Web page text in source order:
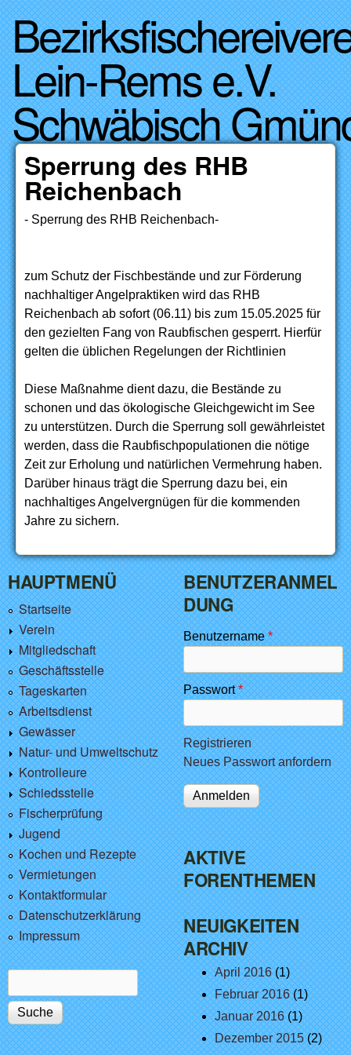
Direkt zum Inhalt
Lein-Rems e.V.
Schwäbisch
Sperrung des RHB
Reichenbach
- Sperrung des RHB Reichenbach-
zum Schutz der Fischbestände und zur Förderung
nachhaltiger Angelpraktiken wird das RHB
Reichenbach ab sofort (06.11) bis zum 15.05.2025 für
den gezielten Fang von Raubfischen gesperrt. Hierfür
gelten die üblichen Regelungen der Richtlinien
Diese Maßnahme dient dazu, die Bestände zu
schonen und das ökologische Gleichgewicht im See
zu unterstützen. Durch die Sperrung soll gewährleistet
werden, dass die Raubfischpopulationen die nötige
Zeit zur Erholung und natürlichen Vermehrung haben.
Darüber hinaus trägt die Sperrung dazu bei, ein
nachhaltiges Angelvergnügen für die kommenden
Jahre zu sichern.
HAUPTMENÜ
Startseite
Verein
Mitgliedschaft
Geschäftsstelle
Tageskarten
Arbeitsdienst
Gewässer
Natur- und Umweltschutz
Kontrolleure
Schiedsstelle
Fischerprüfung
Jugend
Kochen und Rezepte
Vermietungen
Kontaktformular
Datenschutzerklärung
Impressum
Suchformular
BENUTZERANMEL
DUNG
Benutzername*
Passwort*
Registrieren
Neues Passwort anfordern
AKTIVE
FORENTHEMEN
NEUIGKEITEN
ARCHIV
April 2016(1)
Februar 2016(1)
Januar 2016(1)
Dezember 2015(2)